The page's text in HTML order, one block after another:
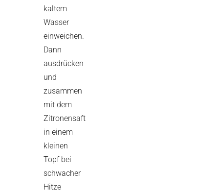
kaltem
Wasser
einweichen.
Dann
ausdrücken
und
zusammen
mit dem
Zitronensaft
in einem
kleinen
Topf bei
schwacher
Hitze